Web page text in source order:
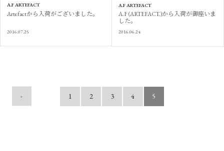
A.F ARTEFACT
Artefactから入荷がございました。
2016.07.25
A.F ARTEFACT
A.F (ARTEFACT.)から入荷が御座いま
した。
2016.06.24
- 1 2 3 4 5